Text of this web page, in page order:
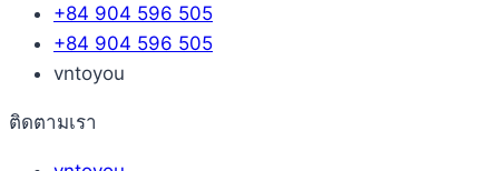
+84 904 596 505
+84 904 596 505
vntoyou
ติดตามเรา